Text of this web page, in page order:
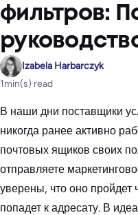
фильтров:
Izabela Harbarczyk
1min(s) read
В наши дни поставщики
никогда ранее активно
почтовых ящиков своих
отправляете
уверены, что оно
попадет к адресату. В